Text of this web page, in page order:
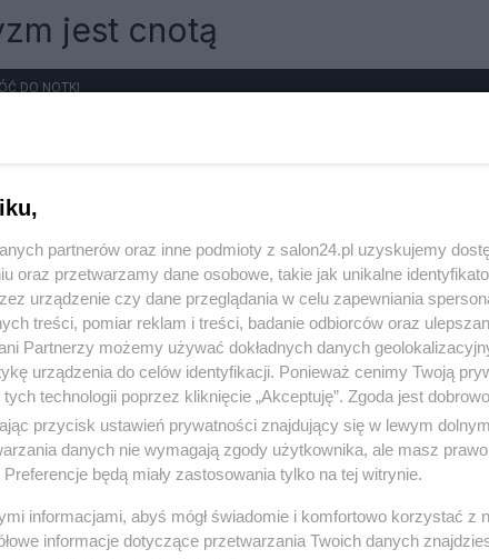
jest cnotą
DO NOTKI
Gospodarka
Biznes
partnerów oraz inne podmioty z salon24.pl uzyskujemy
oraz przetwarzamy dane osobowe, takie jak unikalne
urządzenie czy dane przeglądania w celu zapewniania
treści, pomiar reklam i treści, badanie odbiorców oraz
Partnerzy możemy używać dokładnych danych
urządzenia do celów identyfikacji. Ponieważ cenimy Twoją
technologii poprzez kliknięcie „Akceptuję”. Zgoda jest
przycisk ustawień prywatności znajdujący się w lewym
danych nie wymagają zgody użytkownika, ale masz
będą miały zastosowania tylko na tej witrynie.
informacjami, abyś mógł świadomie i komfortowo korzystać z
informacje dotyczące przetwarzania Twoich danych